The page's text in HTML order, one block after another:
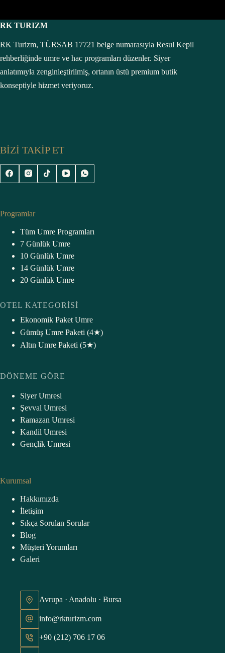
RK TURIZM
RK Turizm, TÜRSAB 17721 belge numarasıyla Resul Kepil
rehberliğinde umre ve hac programları düzenler. Siyer
anlatımıyla zenginleştirilmiş, ortanın üstü premium butik
konseptiyle hizmet veriyoruz.
BİZİ TAKİP ET
Programlar
Tüm Umre Programları
7 Günlük Umre
10 Günlük Umre
14 Günlük Umre
20 Günlük Umre
OTEL KATEGORISI
Ekonomik Paket Umre
Gümüş Umre Paketi (4★)
Altın Umre Paketi (5★)
DÖNEME GÖRE
Siyer Umresi
Şevval Umresi
Ramazan Umresi
Kandil Umresi
Gençlik Umresi
Kurumsal
Hakkımızda
İletişim
Sıkça Sorulan Sorular
Blog
Müşteri Yorumları
Galeri
Avrupa · Anadolu · Bursa
info@rkturizm.com
+90 (212) 706 17 06